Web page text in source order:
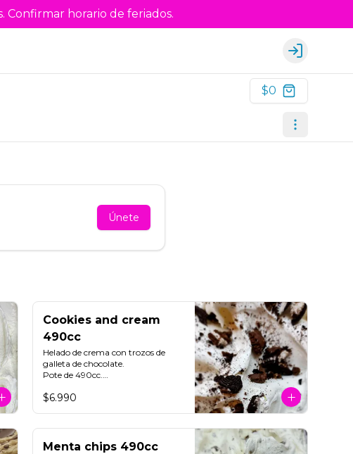
Confirmar horario de feriados.
Login
$0
Únete
Cookies and cream
490cc
Helado de crema con trozos de
galleta de chocolate.
Pote de 490cc.
**FOTO REFERENCIAL**
$6.990
Menta chips 490cc